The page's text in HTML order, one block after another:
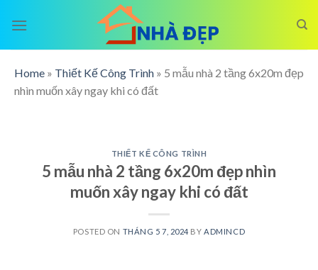
Home » Thiết Kế Công Trình » 5 mẫu nhà 2 tầng 6x20m đẹp
nhìn muốn xây ngay khi có đất
THIẾT KẾ CÔNG TRÌNH
5 mẫu nhà 2 tầng 6x20m đẹp nhìn
muốn xây ngay khi có đất
POSTED ON THÁNG 5 7, 2024 BYADMINCD